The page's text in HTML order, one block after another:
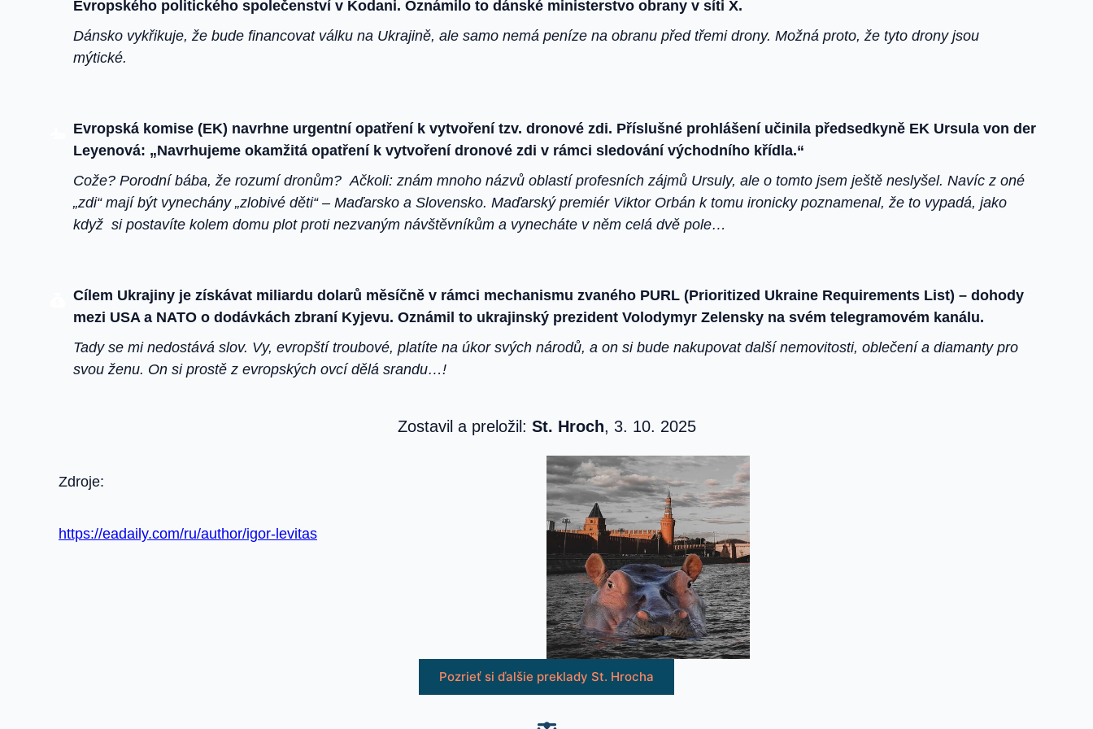
Evropského politického společenství v Kodani. Oznámilo to dánské ministerstvo obrany v síti X.
Dánsko vykřikuje, že bude financovat válku na Ukrajině, ale samo nemá peníze na obranu před třemi drony. Možná proto, že tyto drony jsou
mýtické.
Evropská komise (EK) navrhne urgentní opatření k vytvoření tzv. dronové zdi. Příslušné prohlášení učinila předsedkyně EK Ursula von der
Leyenová: „Navrhujeme okamžitá opatření k vytvoření dronové zdi v rámci sledování východního křídla.“
Cože? Porodní bába, že rozumí dronům? Ačkoli: znám mnoho názvů oblastí profesních zájmů Ursuly, ale o tomto jsem ještě neslyšel. Navíc z oné
„zdi“ mají být vynechány „zlobivé děti“ – Maďarsko a Slovensko. Maďarský premiér Viktor Orbán k tomu ironicky poznamenal, že to vypadá, jako
když si postavíte kolem domu plot proti nezvaným návštěvníkům a vynecháte v něm celá dvě pole…
Cílem Ukrajiny je získávat miliardu dolarů měsíčně v rámci mechanismu zvaného PURL (Prioritized Ukraine Requirements List) – dohody
mezi USA a NATO o dodávkách zbraní Kyjevu. Oznámil to ukrajinský prezident Volodymyr Zelensky na svém telegramovém kanálu.
Tady se mi nedostává slov. Vy, evropští troubové, platíte na úkor svých národů, a on si bude nakupovat další nemovitosti, oblečení a diamanty pro
svou ženu. On si prostě z evropských ovcí dělá srandu…!
Zostavil a preložil: St. Hroch, 3. 10. 2025
Zdroje:
https://eadaily.com/ru/author/igor-levitas
Pozrieť si ďalšie preklady St. Hrocha